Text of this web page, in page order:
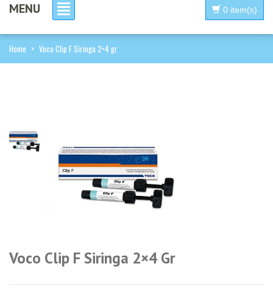
MENU 0 item(s)
Home > Voco Clip F Siringa 2×4 gr
login per i
prezzi
Voco Clip F Siringa 2×4 Gr